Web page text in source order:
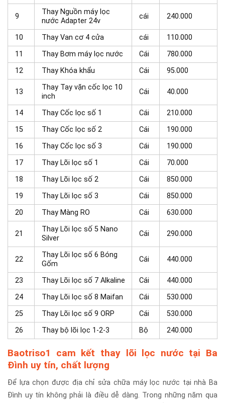
9
Thay Nguồn máy lọc
nước Adapter 24v
cái 240.000
10 Thay Van cơ 4 cửa cái
110.000
11
Thay Bơm máy lọc nước Cái
780.000
12
Thay Khóa khẩu Cái 95.000
13
Thay Tay vặn cốc lọc 10
inch
Cái 40.000
14 Thay Cốc lọc số 1 Cái
210.000
15
Thay Cốc lọc số 2 Cái
190.000
16
Thay Cốc lọc số 3 Cái
190.000
17
Thay Lõi lọc số 1 Cái
70.000
18
Thay Lõi lọc số 2 Cái
850.000
19
Thay Lõi lọc số 3 Cái
850.000
20
Thay Màng RO Cái 630.000
21
Thay Lõi lọc số 5 Nano
Silver
Cái 290.000
22
Thay Lõi lọc số 6 Bóng
Gốm
Cái 440.000
23 Thay Lõi lọc số 7 Alkaline Cái
440.000
24
Thay Lõi lọc số 8 Maifan Cái
530.000
25
Thay Lõi lọc số 9 ORP Cái
530.000
26
Thay bộ lõi lọc 1-2-3 Bộ 240.000
Baotriso1 cam kết thay lõi lọc nước tại Ba
Đình uy tín, chất lượng
Để lựa chọn được địa chỉ sửa chữa máy lọc nước tại nhà Ba
Đình uy tín không phải là điều dễ dàng. Trong những năm qua